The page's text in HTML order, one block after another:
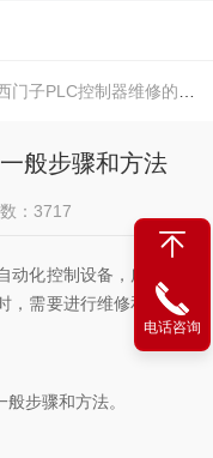
子PLC控制器维修的一般步骤和方法
般步骤和方法
：3717
化控制设备，广泛应用
需要进行维修和排除故
步骤和方法。
电话咨询